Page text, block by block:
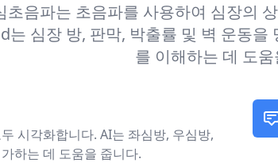
초음파는 초음파를 사용하여 심장의
는 심장 방, 판막, 박출률 및 벽 운동
를 이해하는 데 도
시각화합니다. AI는 좌심방, 우심방,
하는 데 도움을 줍니다.